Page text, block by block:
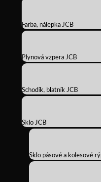
Farba, nálepka JCB
Plynová vzpera JCB
Schodík, blatník JCB
Sklo JCB
Sklo pásové a kolesové